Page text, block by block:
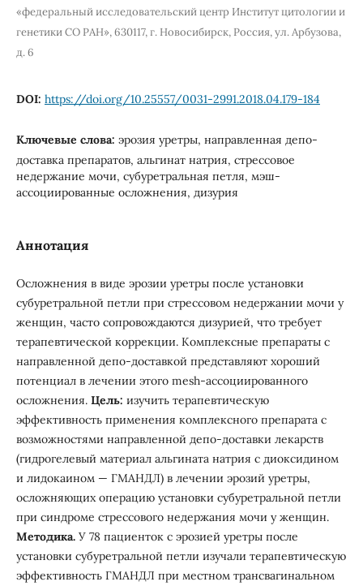
«федеральный исследовательский центр Институт цитологии и
генетики СО РАН», 630117, г. Новосибирск, Россия, ул. Арбузова,
д. 6
DOI: https://doi.org/10.25557/0031-2991.2018.04.179-184
Ключевые слова: эрозия уретры, направленная депо-
доставка препаратов, альгинат натрия, стрессовое
недержание мочи, субуретральная петля, мэш-
ассоциированные осложнения, дизурия
Аннотация
Осложнения в виде эрозии уретры после установки
субуретральной петли при стрессовом недержании мочи у
женщин, часто сопровождаются дизурией, что требует
терапевтической коррекции. Комплексные препараты с
направленной депо-доставкой представляют хороший
потенциал в лечении этого mesh-ассоциированного
осложнения. Цель: изучить терапевтическую
эффективность применения комплексного препарата с
возможностями направленной депо-доставки лекарств
(гидрогелевый материал альгината натрия с диоксидином
и лидокаином — ГМАНДЛ) в лечении эрозий уретры,
осложняющих операцию установки субуретральной петли
при синдроме стрессового недержания мочи у женщин.
Методика.У 78 пациенток с эрозией уретры после
установки субуретральной петли изучали терапевтическую
эффективность ГМАНДЛ при местном трансвагинальном